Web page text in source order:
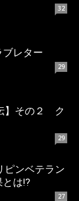
32
ブレター
29
】その２ ク
29
ピンベテラン
は!?
27